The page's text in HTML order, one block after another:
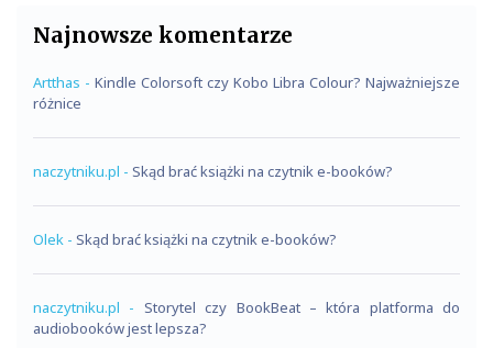
Najnowsze komentarze
Artthas - Kindle Colorsoft czy Kobo Libra Colour? Najważniejsze
różnice
naczytniku.pl - Skąd brać książki na czytnik e-booków?
Olek - Skąd brać książki na czytnik e-booków?
naczytniku.pl - Storytel czy BookBeat – która platforma do
audiobooków jest lepsza?